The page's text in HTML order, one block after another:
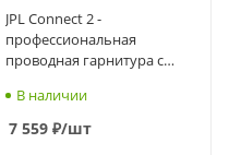
JPL Connect 2 -
профессиональная
проводная гарнитура с
разъем QD, два динамика
В наличии
7 559₽/шт